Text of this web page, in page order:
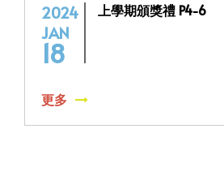
2024
JAN
18
上學期頒獎禮 P4-6
更多